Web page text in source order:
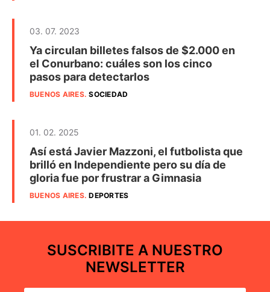
03. 07. 2023
Ya circulan billetes falsos de $2.000 en
el Conurbano: cuáles son los cinco
pasos para detectarlos
BUENOS AIRES.SOCIEDAD
01. 02. 2025
Así está Javier Mazzoni, el futbolista que
brilló en Independiente pero su día de
gloria fue por frustrar a Gimnasia
BUENOS AIRES.DEPORTES
SUSCRIBITE A NUESTRO
NEWSLETTER